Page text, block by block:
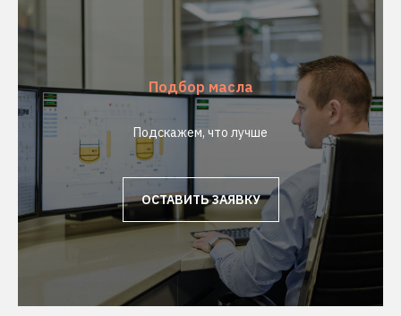
Подбор масла
Подскажем, что лучше
ОСТАВИТЬ ЗАЯВКУ